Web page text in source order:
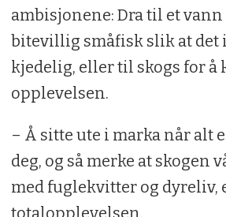
ambisjonene: Dra til et vann
bitevillig småfisk slik at det
kjedelig, eller til skogs for å
opplevelsen.
– Å sitte ute i marka når alt
deg, og så merke at skogen
med fuglekvitter og dyreliv,
totalopplevelsen.